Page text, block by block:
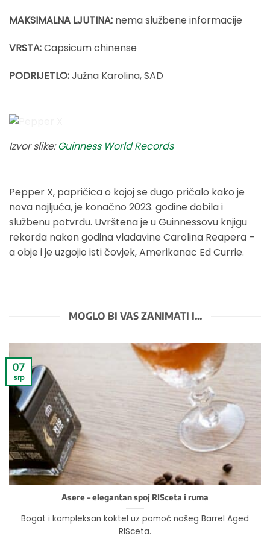
MAKSIMALNA LJUTINA: nema službene informacije
VRSTA:Capsicum chinense
PODRIJETLO:Južna Karolina, SAD
Izvor slike:Guinness World Records
Pepper X, papričica o kojoj se dugo pričalo kako je
nova najljuća, je konačno 2023. godine dobila i
službenu potvrdu. Uvrštena je u Guinnessovu knjigu
rekorda nakon godina vladavine Carolina Reapera –
a obje i je uzgojio isti čovjek, Amerikanac Ed Currie.
MOGLO BI VAS ZANIMATI I...
Asere – elegantan spoj RISceta i ruma
Bogat i kompleksan koktel uz pomoć našeg Barrel Aged
RISceta.
07
srp